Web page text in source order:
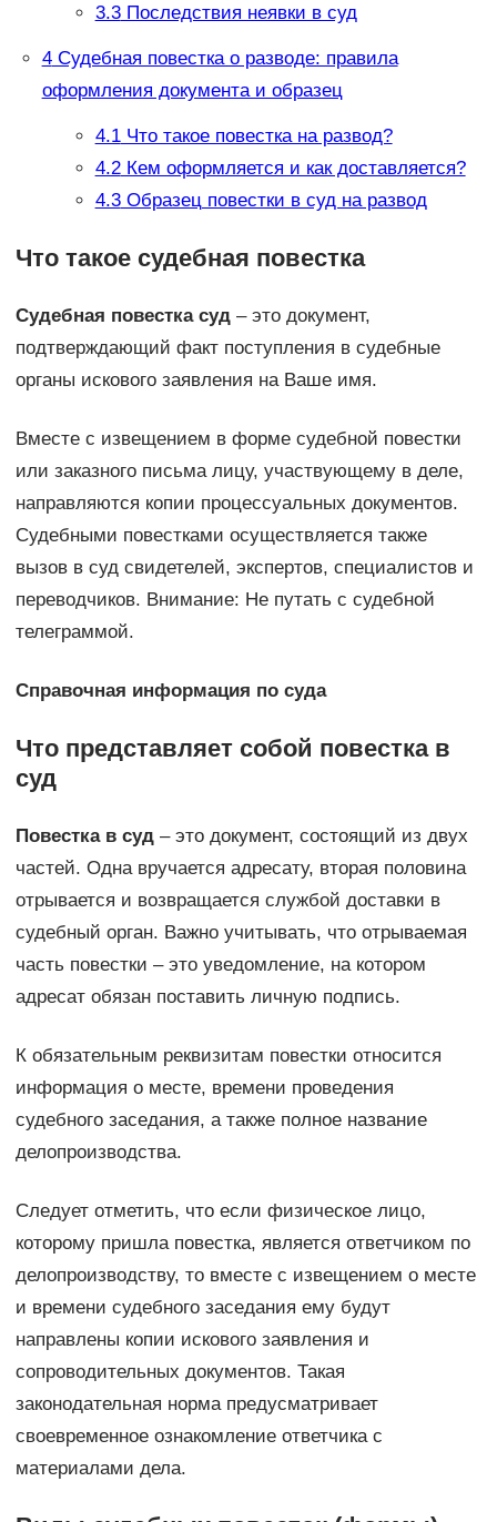
3.3Последствия неявки в суд
4Судебная повестка о разводе: правила
оформления документа и образец
4.1Что такое повестка на развод?
4.2Кем оформляется и как доставляется?
4.3Образец повестки в суд на развод
Что такое судебная повестка
Судебная повестка суд– это документ,
подтверждающий факт поступления в судебные
органы искового заявления на Ваше имя.
Вместе с извещением в форме судебной повестки
или заказного письма лицу, участвующему в деле,
направляются копии процессуальных документов.
Судебными повестками осуществляется также
вызов в суд свидетелей, экспертов, специалистов и
переводчиков. Внимание: Не путать с судебной
телеграммой.
Справочная информация по суда
Что представляет собой повестка в
суд
Повестка в суд– это документ, состоящий из двух
частей. Одна вручается адресату, вторая половина
отрывается и возвращается службой доставки в
судебный орган. Важно учитывать, что отрываемая
часть повестки – это уведомление, на котором
адресат обязан поставить личную подпись.
К обязательным реквизитам повестки относится
информация о месте, времени проведения
судебного заседания, а также полное название
делопроизводства.
Следует отметить, что если физическое лицо,
которому пришла повестка, является ответчиком по
делопроизводству, то вместе с извещением о месте
и времени судебного заседания ему будут
направлены копии искового заявления и
сопроводительных документов. Такая
законодательная норма предусматривает
своевременное ознакомление ответчика с
материалами дела.